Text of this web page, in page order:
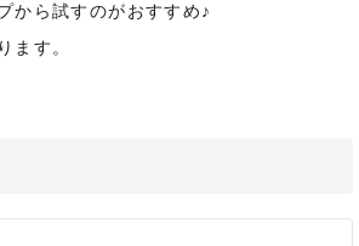
から試すのがおすすめ♪
ます。